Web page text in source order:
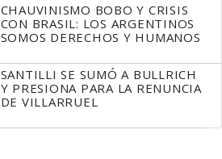
CHAUVINISMO BOBO Y CRISIS
CON BRASIL: LOS ARGENTINOS
SOMOS DERECHOS Y HUMANOS
SANTILLI SE SUMÓ A BULLRICH
Y PRESIONA PARA LA RENUNCIA
DE VILLARRUEL